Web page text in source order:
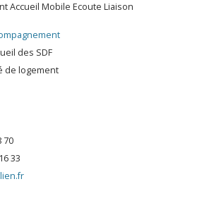
Accueil Mobile Ecoute Liaison
des SDF
de logement
70
33